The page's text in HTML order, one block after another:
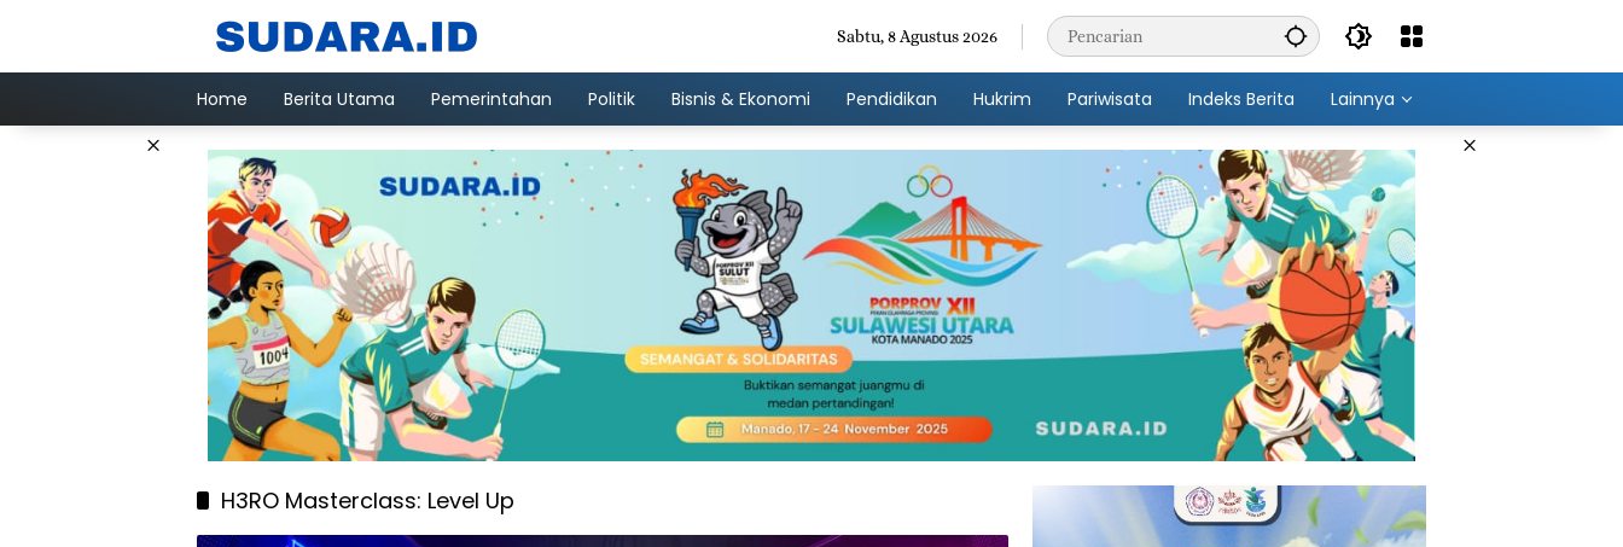
Sabtu, 8 Agustus 2026
Home Berita Utama Pemerintahan Politik Bisnis & Ekonomi Pendidikan Hukrim Pariwisata Indeks Berita Lainnya
× ×
H3RO Masterclass: Level Up